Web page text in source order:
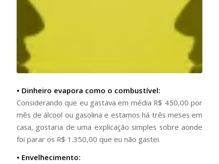
• Dinheiro evapora como o combustível:
Considerando que eu gastava em média R$ 450,00 por
mês de álcool ou gasolina e estamos há três meses em
casa, gostaria de uma explicação simples sobre aonde
foi parar os R$ 1.350,00 que eu não gastei.
• Envelhecimento: